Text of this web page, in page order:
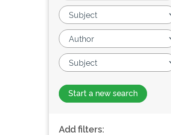
Start a new search
Add filters: